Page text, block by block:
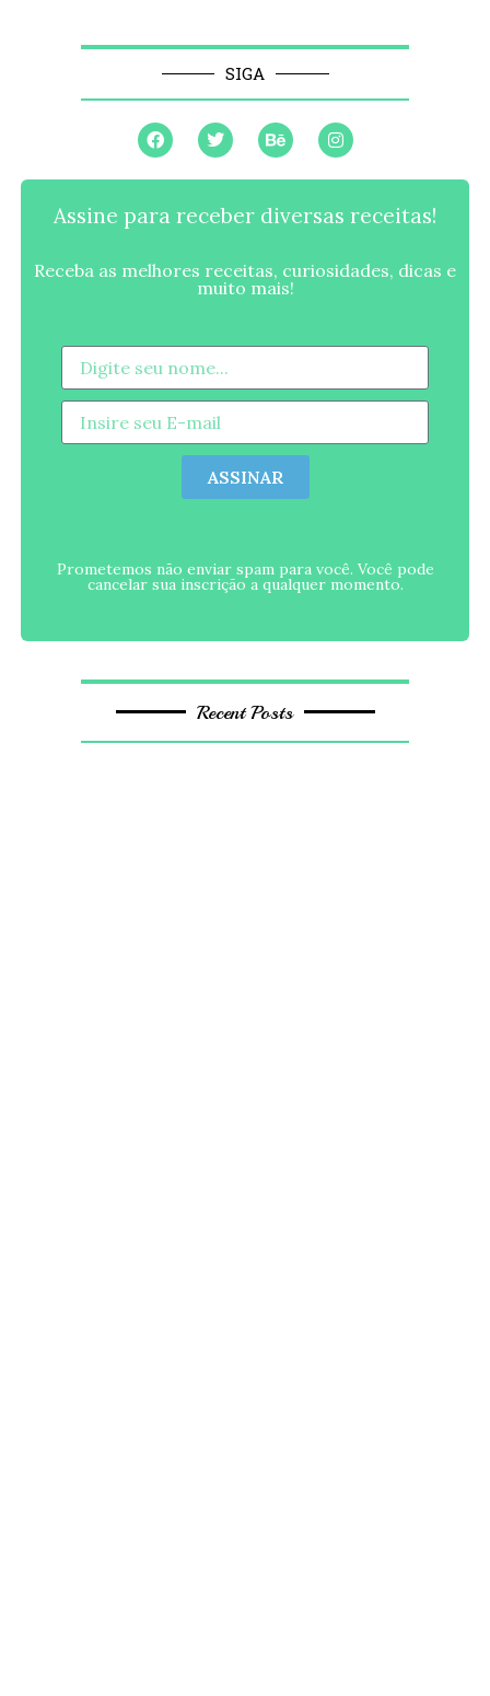
SIGA
Assine para receber diversas receitas!
Receba as melhores receitas, curiosidades, dicas e
muito mais!
ASSINAR
Prometemos não enviar spam para você. Você pode
cancelar sua inscrição a qualquer momento.
Recent Posts